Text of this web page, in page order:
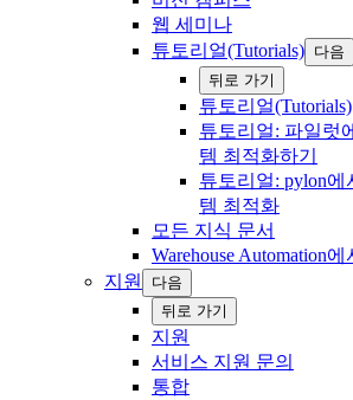
웹 ‍세미나
튜토리얼(Tutorials) 다음
‍뒤로 ‍가기
튜토리얼(Tutorials)
튜토리얼: 파일럿
템 최적화하기
튜토리얼: pylon에
템 최적화
모든 지식 문서
Warehouse Automation
지원
다음
‍뒤로 ‍가기
지원
서비스 지원 문의
통합